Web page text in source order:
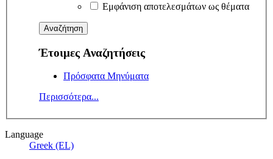
Εμφάνιση αποτελεσμάτων ως θέματα
Έτοιμες Αναζητήσεις
Πρόσφατα Μηνύματα
Περισσότερα...
Language
Greek (EL)